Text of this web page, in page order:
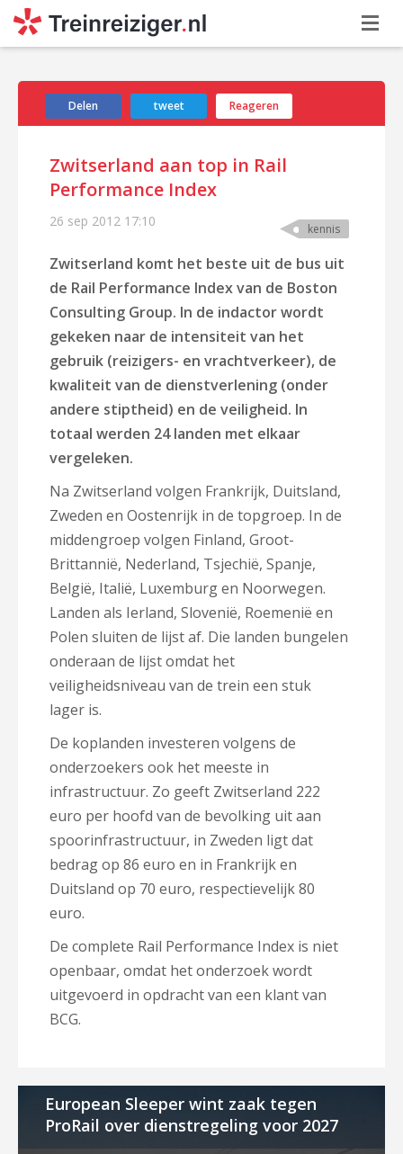
Delen tweet Reageren
Zwitserland aan top in Rail
Performance Index
26 sep 2012 17:10 kennis
Zwitserland komt het beste uit de bus uit
de Rail Performance Index van de Boston
Consulting Group. In de indactor wordt
gekeken naar de intensiteit van het
gebruik (reizigers- en vrachtverkeer), de
kwaliteit van de dienstverlening (onder
andere stiptheid) en de veiligheid. In
totaal werden 24 landen met elkaar
vergeleken.
Na Zwitserland volgen Frankrijk, Duitsland,
Zweden en Oostenrijk in de topgroep. In de
middengroep volgen Finland, Groot-
Brittannië, Nederland, Tsjechië, Spanje,
België, Italië, Luxemburg en Noorwegen.
Landen als Ierland, Slovenië, Roemenië en
Polen sluiten de lijst af. Die landen bungelen
onderaan de lijst omdat het
veiligheidsniveau van de trein een stuk
lager is.
De koplanden investeren volgens de
onderzoekers ook het meeste in
infrastructuur. Zo geeft Zwitserland 222
euro per hoofd van de bevolking uit aan
spoorinfrastructuur, in Zweden ligt dat
bedrag op 86 euro en in Frankrijk en
Duitsland op 70 euro, respectievelijk 80
euro.
De complete Rail Performance Index is niet
openbaar, omdat het onderzoek wordt
uitgevoerd in opdracht van een klant van
BCG.
European Sleeper wint zaak tegen
ProRail over dienstregeling voor 2027